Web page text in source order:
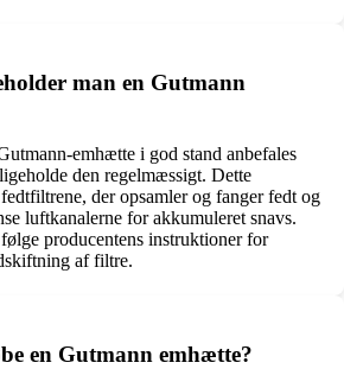
man en Gutmann
emhætte i god stand anbefales
den regelmæssigt. Dette
der opsamler og fanger fedt og
luftkanalerne for akkumuleret snavs.
producentens instruktioner for
af filtre.
en Gutmann emhætte?